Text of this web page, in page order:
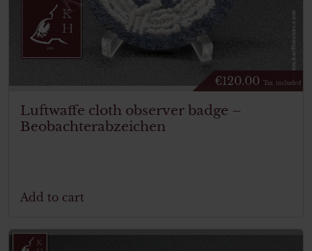
€120.00 Tax. included
Luftwaffe cloth observer badge –
Beobachterabzeichen
Add to cart